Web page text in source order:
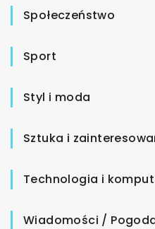
Społeczeństwo
Sport
Styl i moda
Sztuka i
Technologia i
Wiadomości /